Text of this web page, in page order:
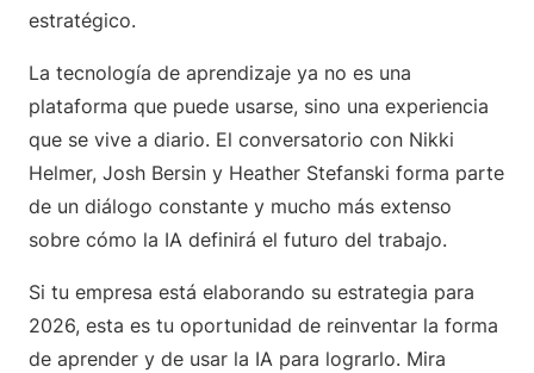
estratégico.
La tecnología de aprendizaje ya no es una
plataforma que puede usarse, sino una experiencia
que se vive a diario. El conversatorio con Nikki
Helmer, Josh Bersin y Heather Stefanski forma parte
de un diálogo constante y mucho más extenso
sobre cómo la IA definirá el futuro del trabajo.
Si tu empresa está elaborando su estrategia para
2026, esta es tu oportunidad de reinventar la forma
de aprender y de usar la IA para lograrlo. Mira